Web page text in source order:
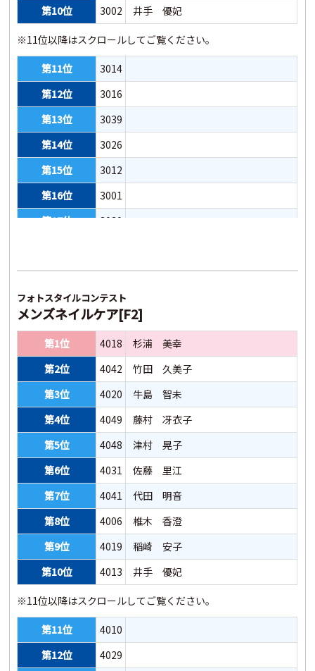
第10位
3002 井手 優妃
※11位以降はスクロールしてご覧ください。
第11位
3014
第12位
3016
第13位
3039
第14位
3026
第15位
3012
第16位
3001
第17位
3030
第19位
3003
第20位
3041
第21位
3007
第22位
3022
第23位
3018
第24位
3033
第25位
3027
第26位
3035
第27位
3023
第28位
3005
第29位
3025
フォトスタイルコンテスト
メンズネイルケア[F2]
第1位 4018
杉浦 美幸
第2位
4042
竹田 久美子
第3位
4020
牛島 智未
第4位
4049
藤村 冴衣子
第5位
4048
津村 晃子
第6位
4031
佐藤 里江
第7位
4041
代田 明音
第8位
4006
椎木 香澄
第9位
4019
稲崎 安子
第10位
4013 井手 優妃
※11位以降はスクロールしてご覧ください。
第11位
4010
第12位
4029